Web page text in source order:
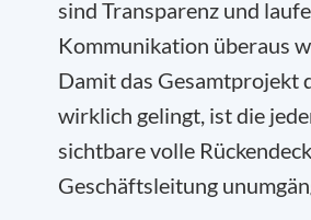
sind Transparenz und
Kommunikation überaus
Damit das Gesamtprojekt
wirklich gelingt, ist die
sichtbare volle
Geschäftsleitung